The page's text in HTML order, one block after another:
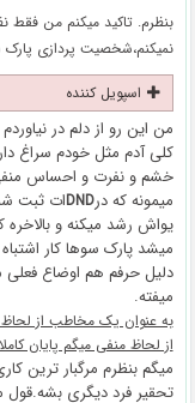
بنظرم. تاکید میکنم من فقط
نمیکنم،شخصیت پردازی
اسپویل کننده
من این رو از دلم در
کلی آدم مثل خودم سراغ
خشم و نفرت و احساس
میمونه که درDNDات ثبت
یواش رشد میکنه و
میشد پارک سوها کار
دلیل حرفم هم اوضاع فعلی
میفته.
به عنوان یک مخاطب از
از لحاظ منفی میگم پایان
میگم بنظرم مرگبار ترین
تحقیر فرد دیگری بشه.قول